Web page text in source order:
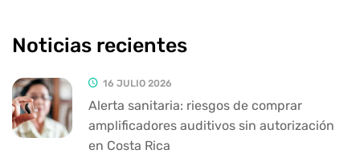
Noticias recientes
16 JULIO 2026
Alerta sanitaria: riesgos de comprar
amplificadores auditivos sin autorización
en Costa Rica